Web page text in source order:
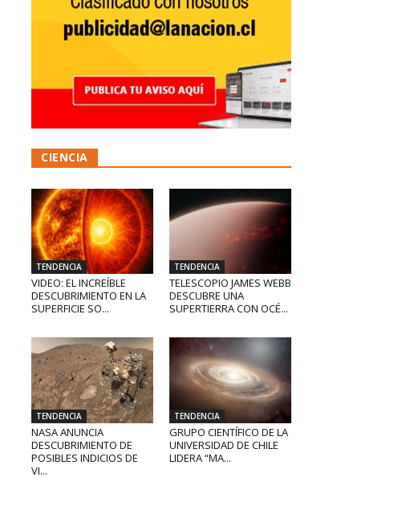
CIENCIA
TENDENCIA
VIDEO: EL INCREÍBLE
DESCUBRIMIENTO EN LA
SUPERFICIE SO...
TENDENCIA
TELESCOPIO JAMES WEBB
DESCUBRE UNA
SUPERTIERRA CON OCÉ...
TENDENCIA
NASA ANUNCIA
DESCUBRIMIENTO DE
POSIBLES INDICIOS DE
VI...
TENDENCIA
GRUPO CIENTÍFICO DE LA
UNIVERSIDAD DE CHILE
LIDERA “MA...